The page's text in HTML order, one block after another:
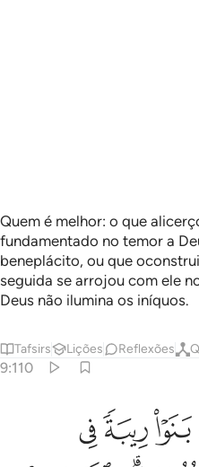
ٱللَّهِ وَرِضْوَٰنٍ خَيْرٌ أَم مَّنْ
Quem é melhor: o que
fundamentado no temor a
beneplácito, ou que
seguida se arrojou com ele
Deus não ilumina os iníquos.
Tafsirs Lições Reflexões
9:110
الا ان تقطع قلوبهم والله عليم
إِلَّآ أَن تَقَطَّعَ قُلُوبُهُمْ ۗ وَٱللَّهُ عَلِيمٌﲘﲙﲚ